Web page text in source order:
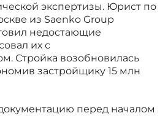
экспертизы. Юрист по
из Saenko Group
недостающие
их с
Стройка возобновилась
застройщику 15 млн
перед началом